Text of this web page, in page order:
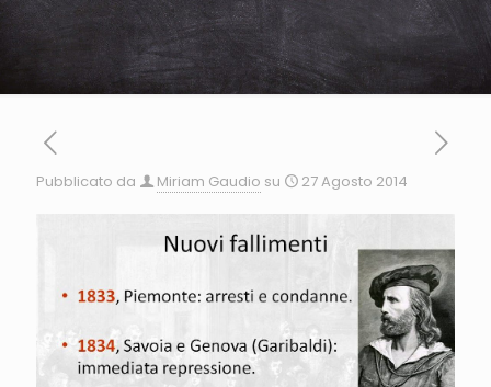
Pubblicato da Miriam Gaudio su 27 Agosto 2014